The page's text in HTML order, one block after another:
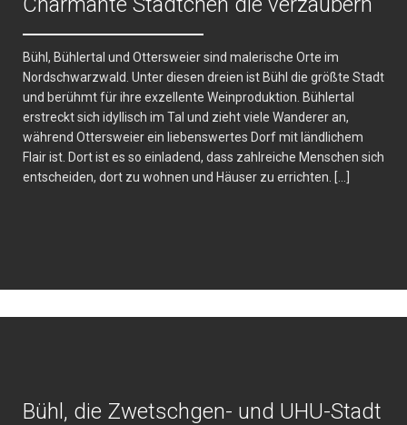
Bühl, Bühlertal und Ottersweier sind malerische Orte im
Nordschwarzwald. Unter diesen dreien ist Bühl die größte Stadt
und berühmt für ihre exzellente Weinproduktion. Bühlertal
erstreckt sich idyllisch im Tal und zieht viele Wanderer an,
während Ottersweier ein liebenswertes Dorf mit ländlichem
Flair ist. Dort ist es so einladend, dass zahlreiche Menschen sich
entscheiden, dort zu wohnen und Häuser zu errichten. […]
Bühl, die Zwetschgen- und UHU-Stadt